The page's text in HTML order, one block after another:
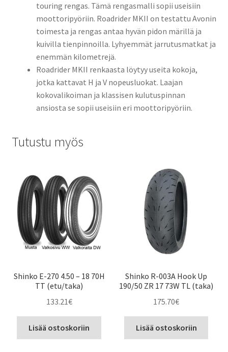
touring rengas. Tämä rengasmalli sopii useisiin
moottoripyöriin. Roadrider MKII on testattu Avonin
toimesta ja rengas antaa hyvän pidon märillä ja
kuivilla tienpinnoilla. Lyhyemmät jarrutusmatkat ja
enemmän kilometrejä.
Roadrider MKII renkaasta löytyy useita kokoja,
jotka kattavat H ja V nopeusluokat. Laajan
kokovalikoiman ja klassisen kulutuspinnan
ansiosta se sopii useisiin eri moottoripyöriin.
Tutustu myös
Shinko E-270 4.50 – 18 70H
TT (etu/taka)
133.21€
Lisää ostoskoriin
Shinko R-003A Hook Up
190/50 ZR 17 73W TL (taka)
175.70€
Lisää ostoskoriin